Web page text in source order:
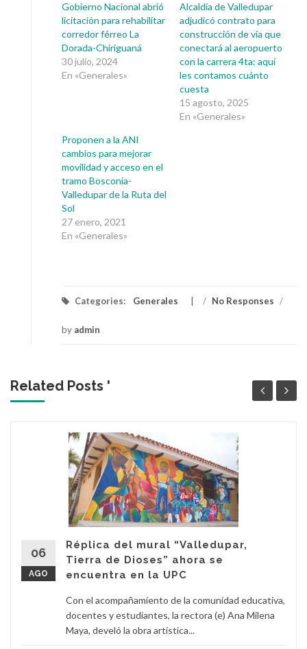
Gobierno Nacional abrió
licitación para rehabilitar
corredor férreo La
Dorada-Chiriguaná
30 julio, 2024
En «Generales»
Alcaldía de Valledupar
adjudicó contrato para
construcción de vía que
conectará al aeropuerto
con la carrera 4ta: aquí
les contamos cuánto
cuesta
15 agosto, 2025
En «Generales»
Proponen a la ANI
cambios para mejorar
movilidad y acceso en el
tramo Bosconia-
Valledupar de la Ruta del
Sol
27 enero, 2021
En «Generales»
Categories: Generales / No Responses /
by admin
Related Posts '
06
AGO
Réplica del mural “Valledupar,
Tierra de Dioses” ahora se
encuentra en la UPC
Con el acompañamiento de la comunidad educativa,
docentes y estudiantes, la rectora (e) Ana Milena
Maya, develó la obra artística...